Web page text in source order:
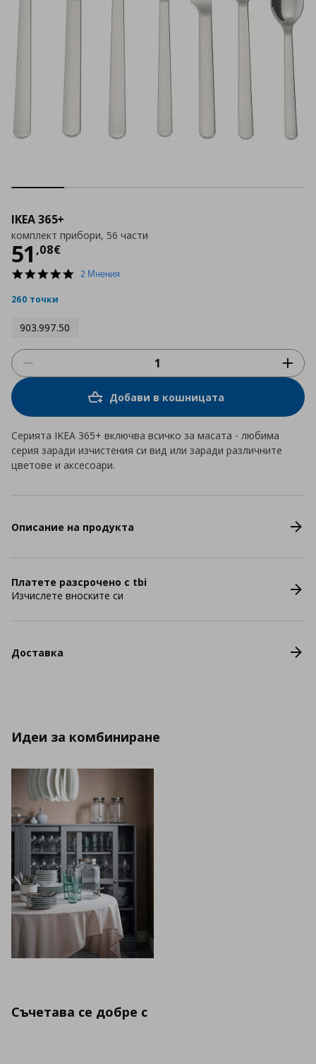
IKEA 365+
комплект прибори, 56 части
51 ,08€
Цена
5.0
2 Мнения
260 точки
903.997.50
Добави в кошницата
Серията IKEA 365+ включва всичко за масата - любима
серия заради изчистения си вид или заради различните
цветове и аксесоари.
Описание на продукта
Платете разсрочено с tbi
Изчислете вноските си
Доставка
Идеи за комбиниране
Съчетава се добре с